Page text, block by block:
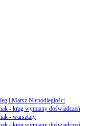
i Marsz Niepodległości
- krąg wymiany doświadczeń
- warsztaty